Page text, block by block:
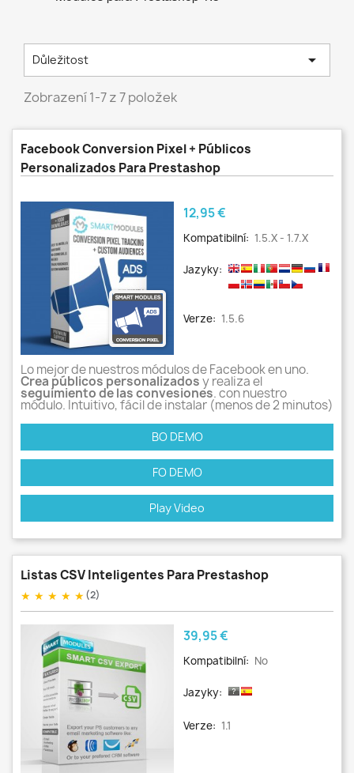
Důležitost 
Zobrazení 1-7 z 7 položek
Facebook Conversion Pixel + Públicos
Personalizados Para Prestashop
Cena
12,95 €
Kompatibilní: 1.5.x - 1.7.x
Jazyky:
Verze: 1.5.6
Lo mejor de nuestros módulos de Facebook en uno.
Crea públicos personalizadosy realiza el
seguimiento de las convesiones. con nuestro
módulo. Intuitivo, fácil de instalar (menos de 2 minutos)
BO DEMO
FO DEMO
Play Video
Listas CSV Inteligentes Para Prestashop
★ ★ ★ ★ ★(2)
Cena
39,95 €
Kompatibilní: No
Jazyky:
Verze: 1.1